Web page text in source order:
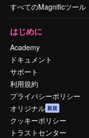
すべてのMagnificツール
はじめに
Academy
ドキュメント
サポート
利用規約
プライバシーポリシー
オリジナル 新規
クッキーポリシー
トラストセンター